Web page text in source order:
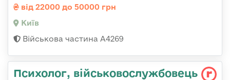
від 22000 до 50000 грн
Київ
Військова частина А4269
Психолог, військовослужбовець